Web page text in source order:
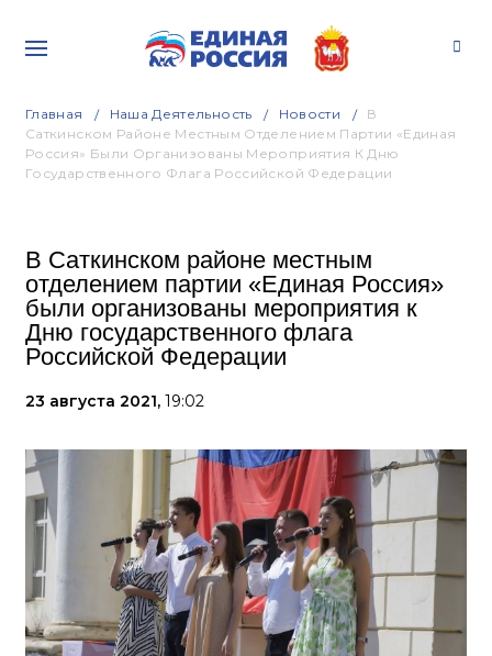
Главная Наша Деятельность Новости
В
Саткинском Районе Местным Отделением Партии «Единая
Россия» Были Организованы Мероприятия К Дню
Государственного Флага Российской Федерации
В Саткинском районе местным
отделением партии «Единая Россия»
были организованы мероприятия к
Дню государственного флага
Российской Федерации
23 августа 2021, 19:02